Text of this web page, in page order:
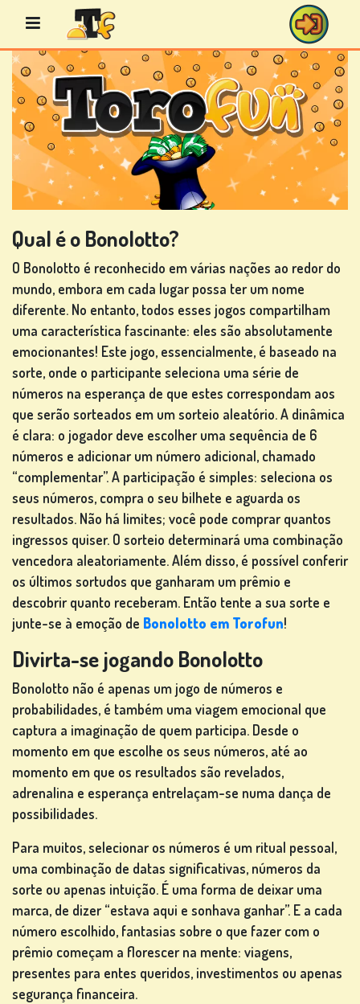
JOGOS
DE
BINGO
JOGOS
DE
CASINO
JOGOS
DE
CARTAS
JOGOS
DE
LOTARIA
JOGOS DE
TABULEIRO
OUTROS
JOGOS
JOGOS
DE
PÔQUER
Avançar
para
o
conteúdo
Qual é o Bonolotto?
O Bonolotto é reconhecido em várias nações ao redor do
mundo, embora em cada lugar possa ter um nome
diferente. No entanto, todos esses jogos compartilham
uma característica fascinante: eles são absolutamente
emocionantes! Este jogo, essencialmente, é baseado na
sorte, onde o participante seleciona uma série de
números na esperança de que estes correspondam aos
que serão sorteados em um sorteio aleatório. A dinâmica
é clara: o jogador deve escolher uma sequência de 6
números e adicionar um número adicional, chamado
“complementar”. A participação é simples: seleciona os
seus números, compra o seu bilhete e aguarda os
resultados. Não há limites; você pode comprar quantos
ingressos quiser. O sorteio determinará uma combinação
vencedora aleatoriamente. Além disso, é possível conferir
os últimos sortudos que ganharam um prêmio e
descobrir quanto receberam. Então tente a sua sorte e
junte-se à emoção de Bonolotto em Torofun!
Divirta-se jogando Bonolotto
Bonolotto não é apenas um jogo de números e
probabilidades, é também uma viagem emocional que
captura a imaginação de quem participa. Desde o
momento em que escolhe os seus números, até ao
momento em que os resultados são revelados,
adrenalina e esperança entrelaçam-se numa dança de
possibilidades.
Para muitos, selecionar os números é um ritual pessoal,
uma combinação de datas significativas, números da
sorte ou apenas intuição. É uma forma de deixar uma
marca, de dizer “estava aqui e sonhava ganhar”. E a cada
número escolhido, fantasias sobre o que fazer com o
prêmio começam a florescer na mente: viagens,
presentes para entes queridos, investimentos ou apenas
segurança financeira.